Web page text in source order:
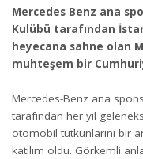
Mercedes Benz ana
Kulübü tarafından
heyecana sahne olan
muhteşem bir
Mercedes-Benz ana
tarafından her yıl
otomobil tutkunlarını bir
katılım oldu. Görkemli